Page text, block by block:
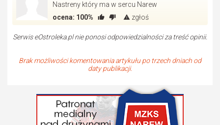
Nastreny który ma w sercu Narew
ocena: 100% zgłoś
Serwis eOstroleka.pl nie ponosi odpowiedzialności za treść opinii.
Brak możliwości komentowania artykułu po trzech dniach od
daty publikacji.